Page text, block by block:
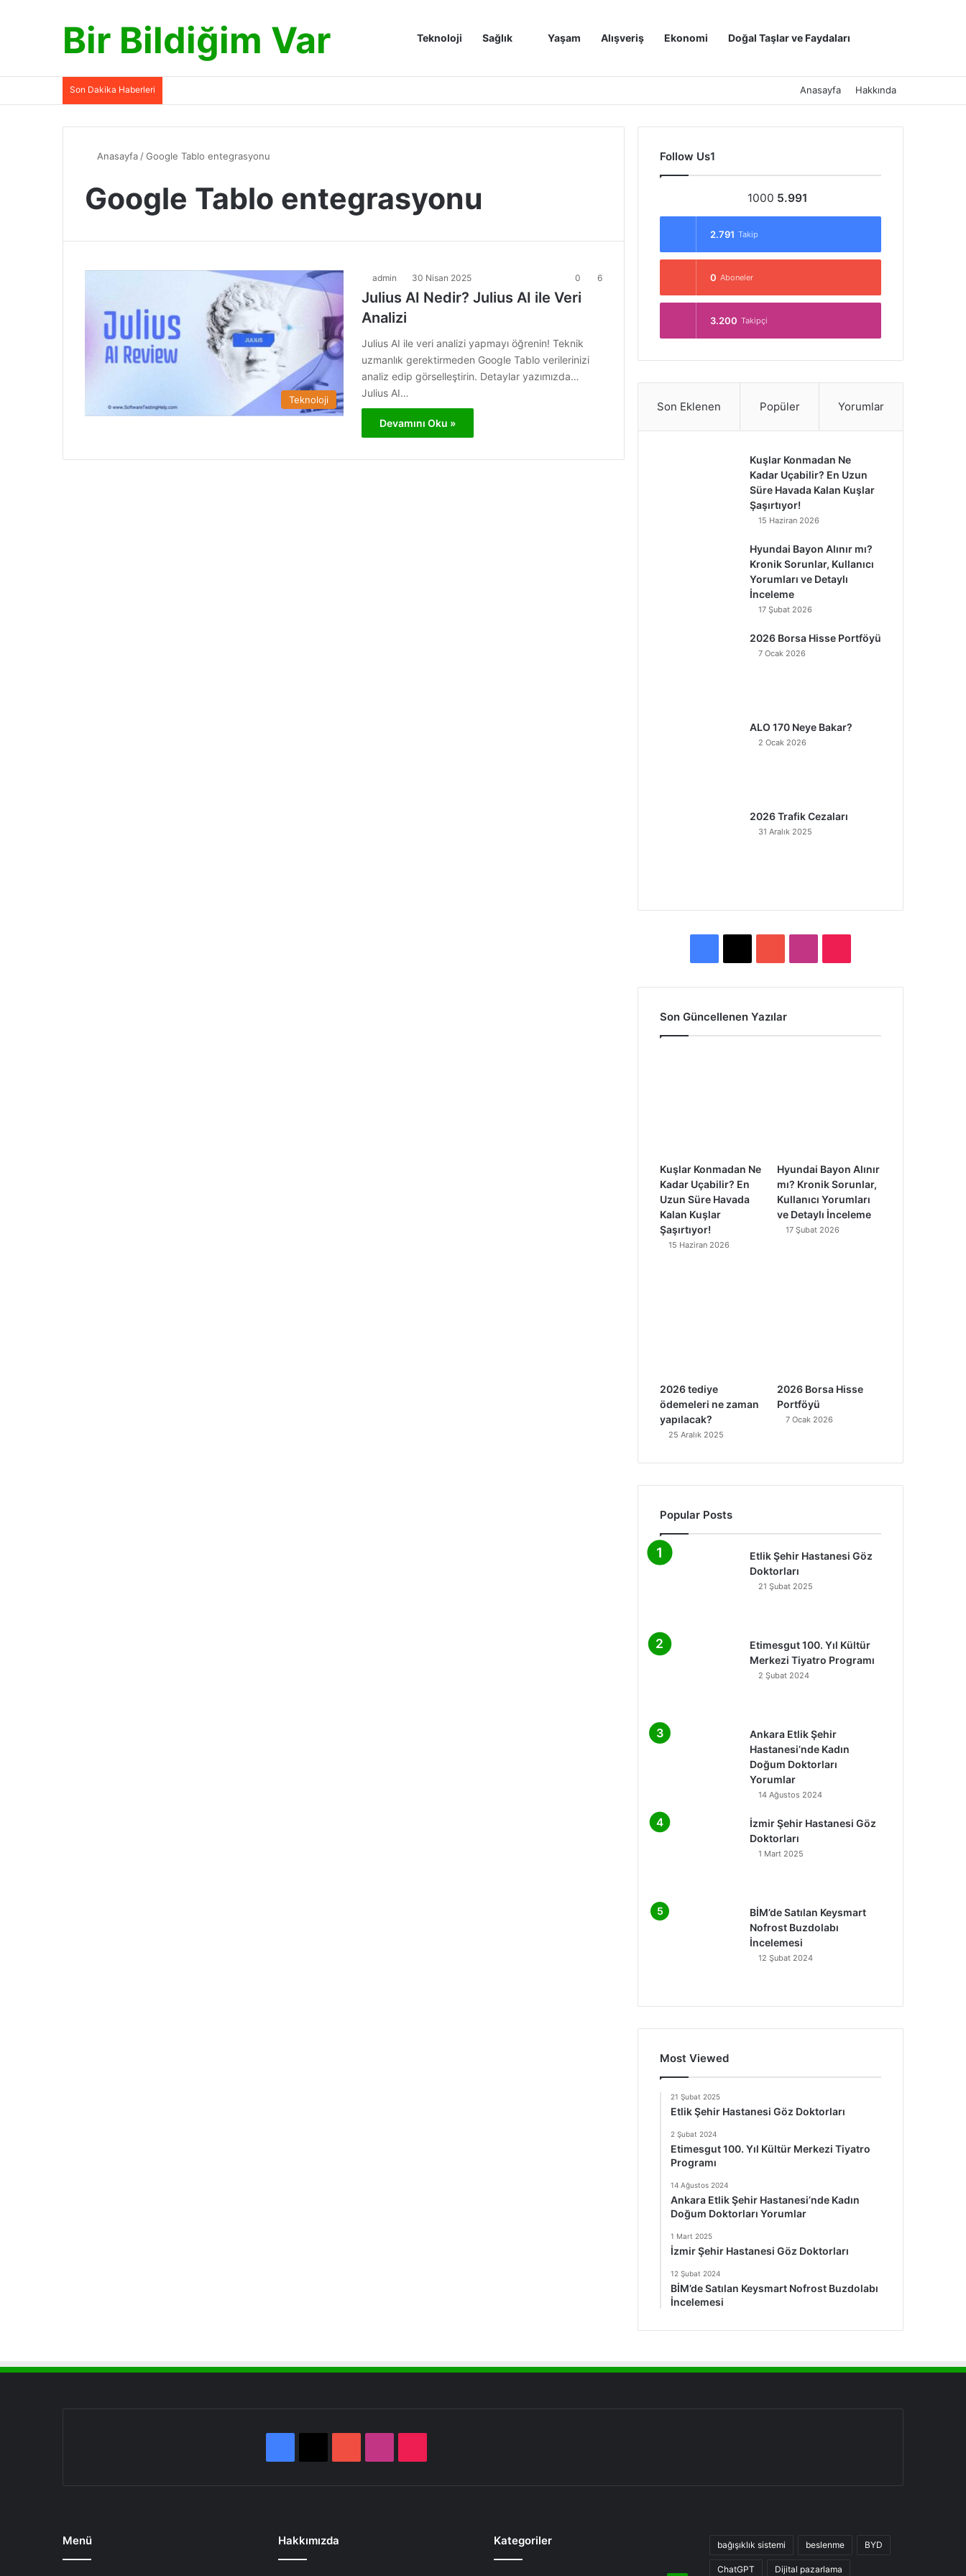
Bir Bildiğim Var Anasayfa
Teknoloji Sağlık Yaşam Alışveriş Ekonomi Doğal Taşlar ve Faydaları
Son Dakika Haberleri Anasayfa Hakkında
Anasayfa /Google Tablo entegrasyonu
Google Tablo entegrasyonu
Teknoloji
admin 30 Nisan 2025 0 6
Julius AI Nedir? Julius AI ile Veri
Analizi
Julius AI ile veri analizi yapmayı öğrenin! Teknik
uzmanlık gerektirmeden Google Tablo verilerinizi
analiz edip görselleştirin. Detaylar yazımızda…
Julius AI…
Devamını Oku »
Follow Us1
1000 5.991
2.791 Takip
0 Aboneler
3.200 Takipçi
Son Eklenen Popüler Yorumlar
Kuşlar Konmadan Ne
Kadar Uçabilir? En Uzun
Süre Havada Kalan Kuşlar
Şaşırtıyor!
15 Haziran 2026
Hyundai Bayon Alınır mı?
Kronik Sorunlar, Kullanıcı
Yorumları ve Detaylı
İnceleme
17 Şubat 2026
2026 Borsa Hisse Portföyü
7 Ocak 2026
ALO 170 Neye Bakar?
2 Ocak 2026
2026 Trafik Cezaları
31 Aralık 2025
e
T
t
T
Son Güncellenen Yazılar
Kuşlar Konmadan Ne
Kadar Uçabilir? En
Uzun Süre Havada
Kalan Kuşlar
Şaşırtıyor!
15 Haziran 2026
Hyundai Bayon Alınır
mı? Kronik Sorunlar,
Kullanıcı Yorumları
ve Detaylı İnceleme
17 Şubat 2026
2026 tediye
ödemeleri ne zaman
yapılacak?
25 Aralık 2025
2026 Borsa Hisse
Portföyü
7 Ocak 2026
Popular Posts
Etlik Şehir Hastanesi Göz
Doktorları
21 Şubat 2025
Etimesgut 100. Yıl Kültür
Merkezi Tiyatro Programı
2 Şubat 2024
Ankara Etlik Şehir
Hastanesi’nde Kadın
Doğum Doktorları
Yorumlar
14 Ağustos 2024
İzmir Şehir Hastanesi Göz
Doktorları
1 Mart 2025
BİM’de Satılan Keysmart
Nofrost Buzdolabı
İncelemesi
12 Şubat 2024
Most Viewed
21 Şubat 2025
Etlik Şehir Hastanesi Göz Doktorları
2 Şubat 2024
Etimesgut 100. Yıl Kültür Merkezi Tiyatro
Programı
14 Ağustos 2024
Ankara Etlik Şehir Hastanesi’nde Kadın
Doğum Doktorları Yorumlar
1 Mart 2025
İzmir Şehir Hastanesi Göz Doktorları
12 Şubat 2024
BİM’de Satılan Keysmart Nofrost Buzdolabı
İncelemesi
Menü Hakkımızda Kategoriler bağışıklık sistemi beslenme BYD
ChatGPT Dijital pazarlama